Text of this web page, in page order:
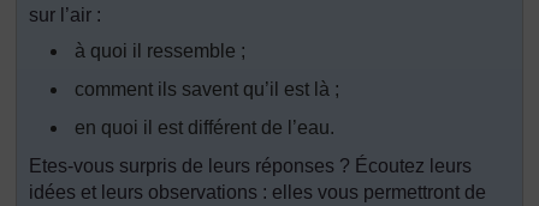
sur l’air :
à quoi il ressemble ;
comment ils savent qu’il est là ;
en quoi il est différent de l’eau.
Etes-vous surpris de leurs réponses ? Écoutez leurs
idées et leurs observations : elles vous permettront de